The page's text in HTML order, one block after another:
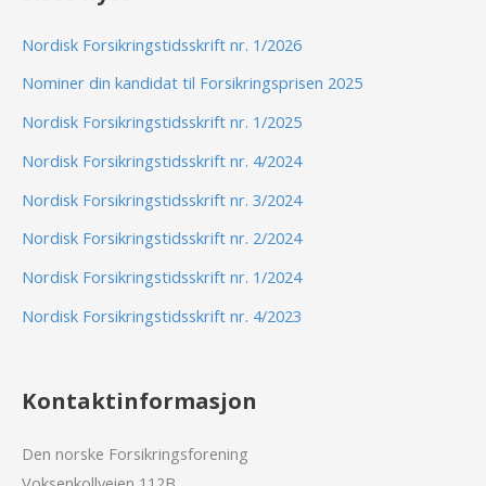
Nordisk Forsikringstidsskrift nr. 1/2026
Nominer din kandidat til Forsikringsprisen 2025
Nordisk Forsikringstidsskrift nr. 1/2025
Nordisk Forsikringstidsskrift nr. 4/2024
Nordisk Forsikringstidsskrift nr. 3/2024
Nordisk Forsikringstidsskrift nr. 2/2024
Nordisk Forsikringstidsskrift nr. 1/2024
Nordisk Forsikringstidsskrift nr. 4/2023
Kontaktinformasjon
Den norske Forsikringsforening